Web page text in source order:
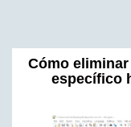
Cómo
específico